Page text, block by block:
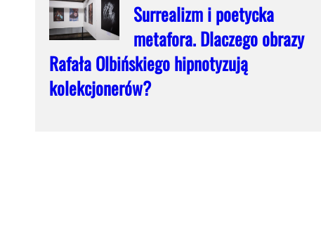
Surrealizm i poetycka
metafora. Dlaczego obrazy
Rafała Olbińskiego hipnotyzują
kolekcjonerów?